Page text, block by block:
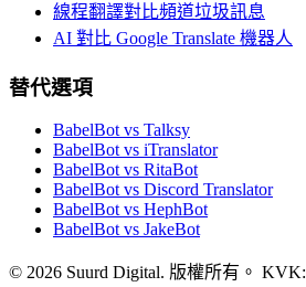
線程翻譯對比頻道垃圾訊息
AI 對比 Google Translate 機器人
替代選項
BabelBot vs Talksy
BabelBot vs iTranslator
BabelBot vs RitaBot
BabelBot vs Discord Translator
BabelBot vs HephBot
BabelBot vs JakeBot
© 2026 Suurd Digital. 版權所有。 KVK: